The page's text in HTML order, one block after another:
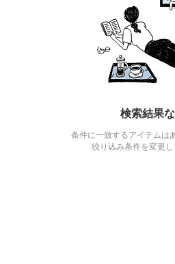
検索結果
条件に一致するアイテムは
絞り込み条件を変更